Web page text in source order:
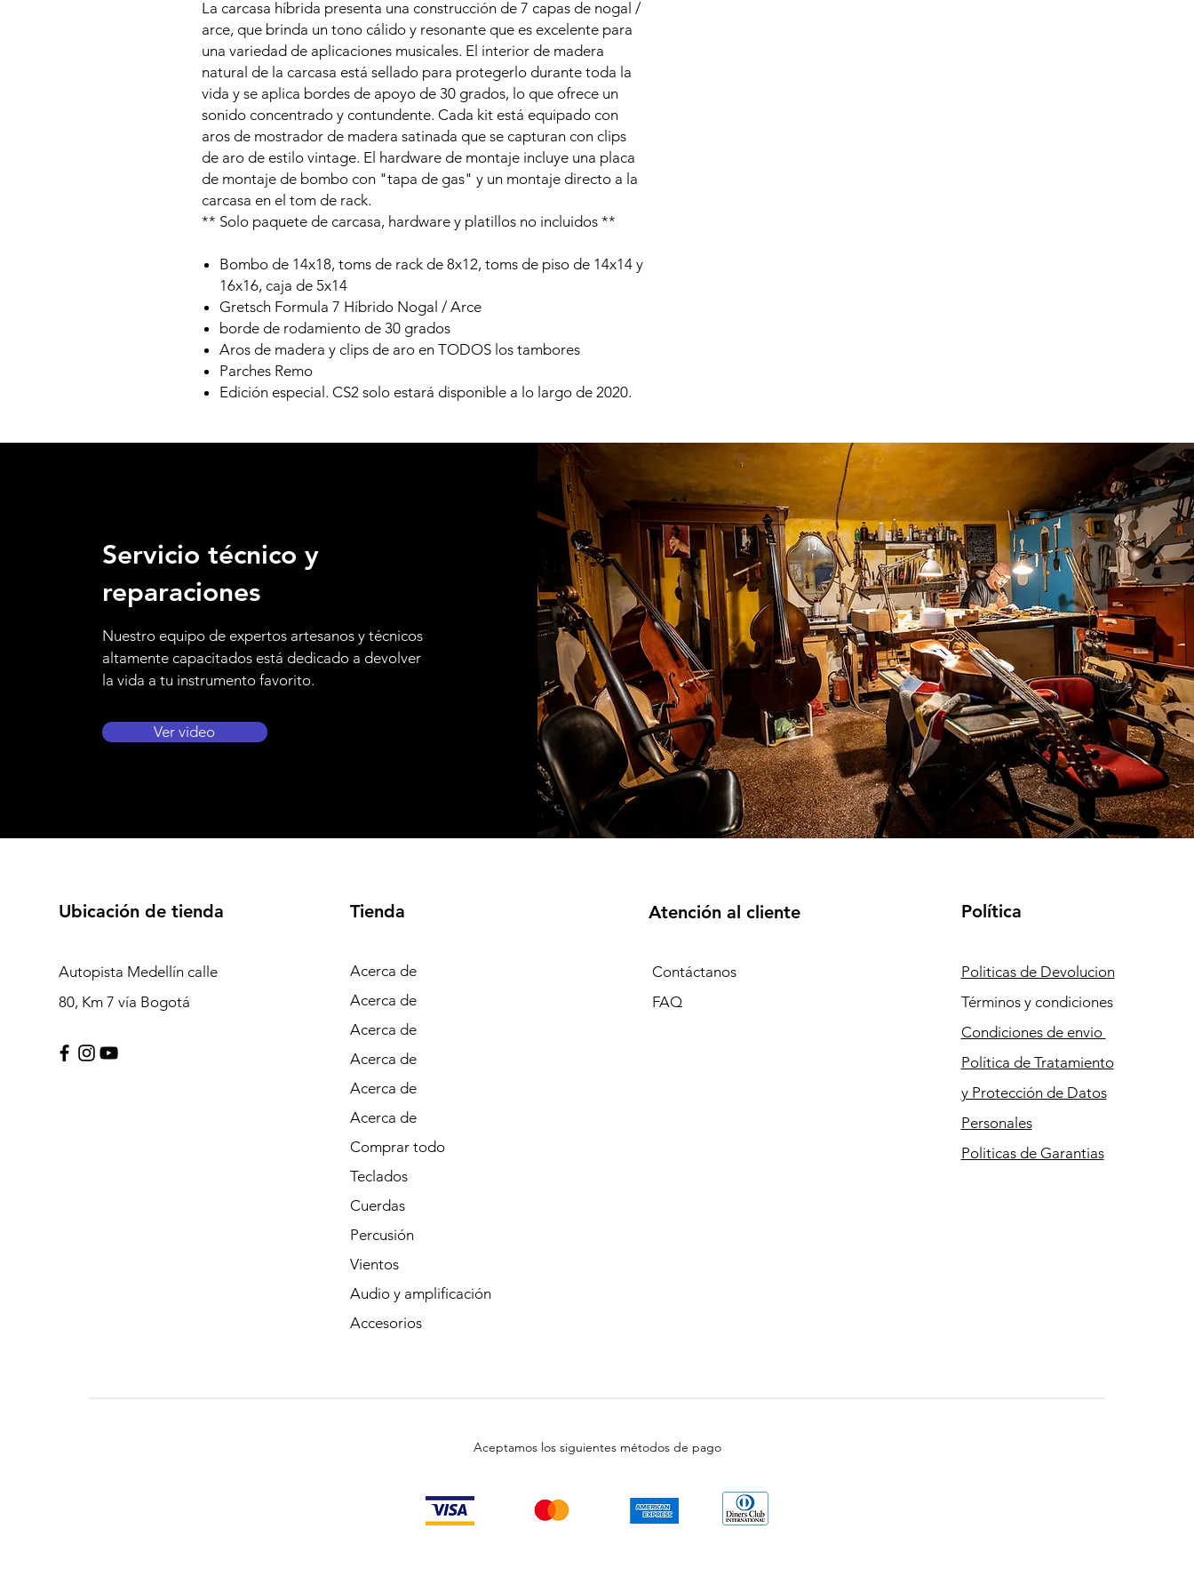
La carcasa híbrida presenta una construcción de 7 capas de nogal /
arce, que brinda un tono cálido y resonante que es excelente para
una variedad de aplicaciones musicales. El interior de madera
natural de la carcasa está sellado para protegerlo durante toda la
vida y se aplica bordes de apoyo de 30 grados, lo que ofrece un
sonido concentrado y contundente. Cada kit está equipado con
aros de mostrador de madera satinada que se capturan con clips
de aro de estilo vintage. El hardware de montaje incluye una placa
de montaje de bombo con "tapa de gas" y un montaje directo a la
carcasa en el tom de rack.
** Solo paquete de carcasa, hardware y platillos no incluidos **
Bombo de 14x18, toms de rack de 8x12, toms de piso de 14x14 y
16x16, caja de 5x14
Gretsch Formula 7 Híbrido Nogal / Arce
borde de rodamiento de 30 grados
Aros de madera y clips de aro en TODOS los tambores
Parches Remo
Edición especial. CS2 solo estará disponible a lo largo de 2020.
Servicio técnico y
reparaciones
Nuestro equipo de expertos artesanos y técnicos
altamente capacitados está dedicado a devolver
la vida a tu instrumento favorito.
Ver video
Ubicación de tienda
Autopista Medellín calle
80, Km 7 vía Bogotá
Tienda
Acerca de
Acerca de
Acerca de
Acerca de
Acerca de
Acerca de
Comprar todo
Teclados
Cuerdas
Percusión
Vientos
Audio y amplificación
Accesorios
Atención al cliente
Contáctanos
FAQ
Política
Politicas de Devolucion
Términos y condiciones
Condicionesde envio
Política de Tratamiento
y Protección de Datos
Personales
Politicas de Garantias
Aceptamos los siguientes métodos de pago